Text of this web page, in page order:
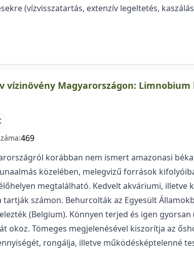
(vízvisszatartás, extenzív legeltetés,
vízinövény Magyarországon:
469
korábban nem ismert amazonasi
kö­ze­lében, melegvizű források
megtalálható. Kedvelt akváriumi, illetve
szá­mon. Behurcolták az Egyesült
(Belgium). Könnyen terjed és igen
okoz. Tömeges megjelenésével kiszorítja az
rongálja, illetve működésképtelenné